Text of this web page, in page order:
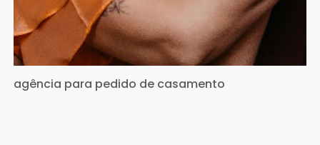
agência para pedido de casamento